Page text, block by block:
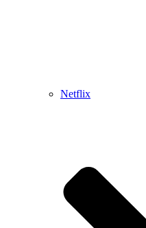
Netflix